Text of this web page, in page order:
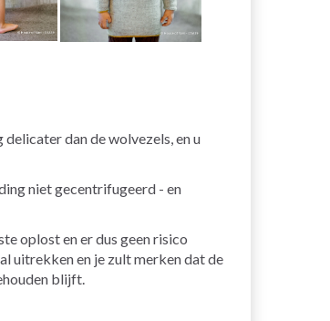
dan de wolvezels, en u
niet gecentrifugeerd - en
oplost en er dus geen risico
uitrekken en je zult merken dat de
blijft.